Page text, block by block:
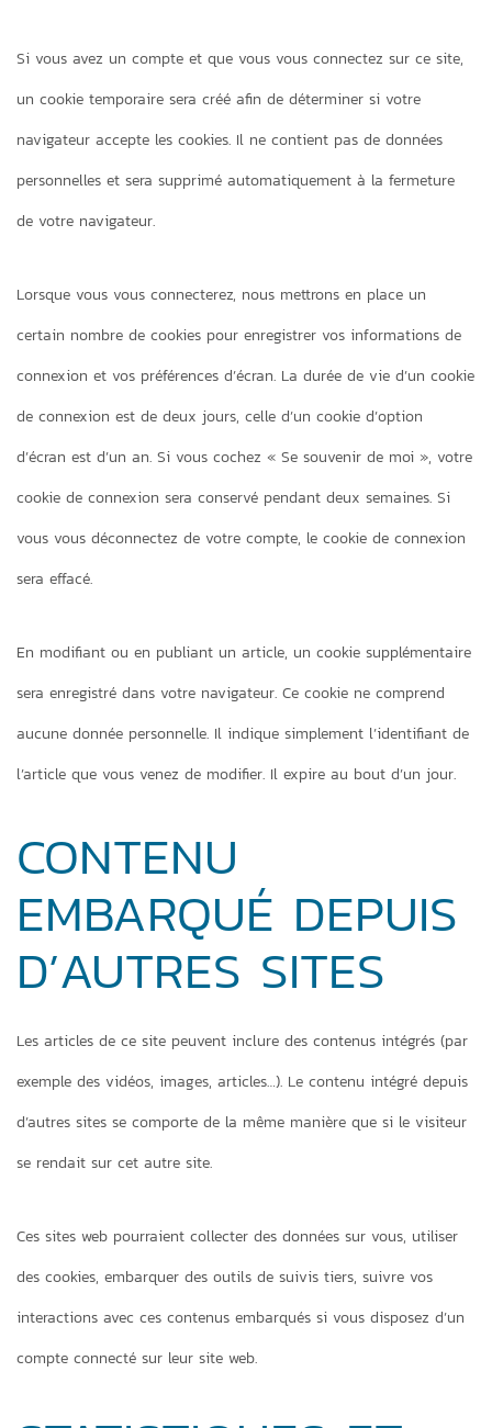
Si vous avez un compte et que vous vous connectez sur ce site,
un cookie temporaire sera créé afin de déterminer si votre
navigateur accepte les cookies. Il ne contient pas de données
personnelles et sera supprimé automatiquement à la fermeture
de votre navigateur.
Lorsque vous vous connecterez, nous mettrons en place un
certain nombre de cookies pour enregistrer vos informations de
connexion et vos préférences d’écran. La durée de vie d’un cookie
de connexion est de deux jours, celle d’un cookie d’option
d’écran est d’un an. Si vous cochez « Se souvenir de moi », votre
cookie de connexion sera conservé pendant deux semaines. Si
vous vous déconnectez de votre compte, le cookie de connexion
sera effacé.
En modifiant ou en publiant un article, un cookie supplémentaire
sera enregistré dans votre navigateur. Ce cookie ne comprend
aucune donnée personnelle. Il indique simplement l’identifiant de
l’article que vous venez de modifier. Il expire au bout d’un jour.
CONTENU
EMBARQUÉ DEPUIS
D’AUTRES SITES
Les articles de ce site peuvent inclure des contenus intégrés (par
exemple des vidéos, images, articles…). Le contenu intégré depuis
d’autres sites se comporte de la même manière que si le visiteur
se rendait sur cet autre site.
Ces sites web pourraient collecter des données sur vous, utiliser
des cookies, embarquer des outils de suivis tiers, suivre vos
interactions avec ces contenus embarqués si vous disposez d’un
compte connecté sur leur site web.